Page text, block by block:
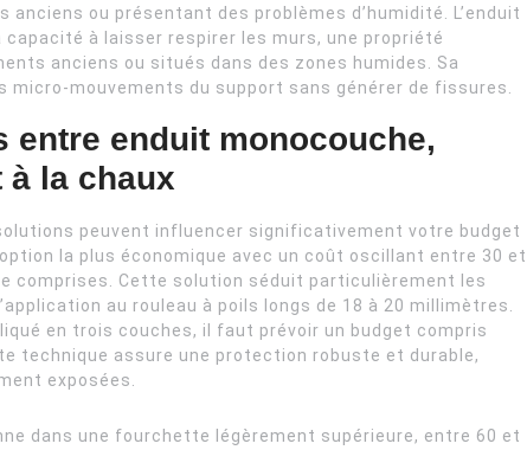
ou présentant des problèmes d’humidité. L’enduit
à laisser respirer les murs, une propriété
anciens ou situés dans des zones humides. Sa
micro-mouvements du support sans générer de fissures.
entre enduit monocouche,
à la chaux
peuvent influencer significativement votre budget
la plus économique avec un coût oscillant entre 30 et
comprises. Cette solution séduit particulièrement les
au rouleau à poils longs de 18 à 20 millimètres.
en trois couches, il faut prévoir un budget compris
technique assure une protection robuste et durable,
exposées.
dans une fourchette légèrement supérieure, entre 60 et